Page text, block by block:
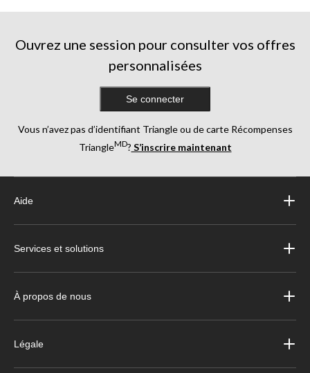
Ouvrez une session pour consulter vos offres
personnalisées
Se connecter
Vous n’avez pas d’identifiant Triangle ou de carte Récompenses
TriangleMD? S’inscrire maintenant
Aide
Services et solutions
À propos de nous
Légale